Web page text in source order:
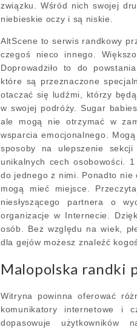
związku. Wśród nich swojej
niebieskie oczy i są niskie.
AltScene to serwis randkowy
czegoś nieco innego.
Doprowadziło to do
które są przeznaczone
otaczać się ludźmi, którzy
w swojej podróży. Sugar
ale mogą nie otrzymać w
wsparcia emocjonalnego.
sposoby na ulepszenie
unikalnych cech osobowości.
do jednego z nimi. Ponadto nie
mogą mieć miejsce.
niesłyszącego partnera o
organizacje w Internecie.
osób. Bez względu na wiek,
dla gejów możesz znaleźć
Malopolska randki
Witryna powinna oferować
komunikatory internetowe i
dopasowuje użytkowników